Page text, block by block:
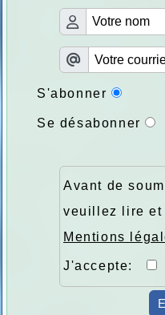
S'abonner
Se désabonner
Avant de
veuillez lire et
Mentions
J'accepte: